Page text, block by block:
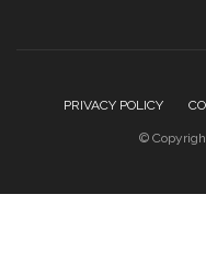
PRIVACY POLICY
©